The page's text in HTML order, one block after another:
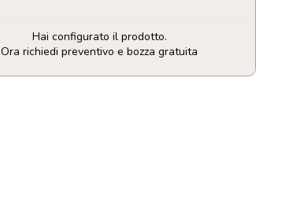
Hai configurato il prodotto.
Ora richiedi preventivo e bozza gratuita